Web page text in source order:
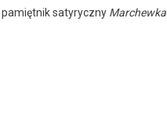
satyryczny Marchewka
gwarantujemy